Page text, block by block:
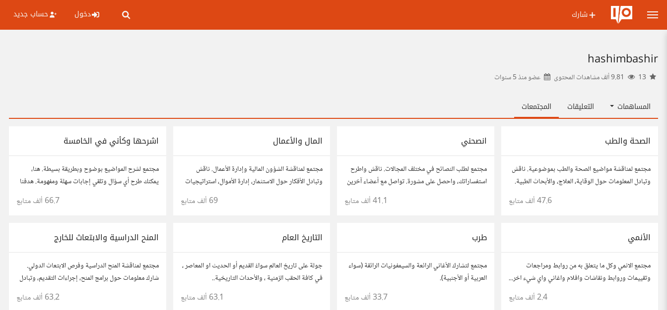
شارك دخول حساب جديد
hashimbashir
عضو منذ5 سنوات
المساهمات التعليقات المجتمعات
الصحة والطب
مجتمع لمناقشة مواضيع الصحة والطب بموضوعية. ناقش
وتبادل المعلومات حول الوقاية، العلاج، والأبحاث الطبية.
شارك مقالاتك، نصائحك، وأسئلتك، وتواصل مع أشخاص
47.6 ألف متابع
انصحني
مجتمع لطلب النصائح في مختلف المجالات. ناقش واطرح
استفساراتك، واحصل على مشورة. تواصل مع أعضاء آخرين
للحصول على أفكار وحلول تساعدك في اتخاذ قراراتك.
41.1 ألف متابع
المال والأعمال
مجتمع لمناقشة الشؤون المالية وإدارة الأعمال. ناقش
وتبادل الأفكار حول الاستثمار، إدارة الأموال، استراتيجيات
النمو، وتحليل الأسواق. شارك نصائحك، تجاربك، وأسئلتك،
69 ألف متابع
اشرحها وكأني في الخامسة
مجتمع لشرح المواضيع بوضوح وبطريقة بسيطة. هنا،
يمكنك طرح أي سؤال وتلقي إجابات سهلة ومفهومة. هدفنا
هو تبسيط المعلومات لتكون سهلة على الجميع، تمامًا كما لو
66.7 ألف متابع
الأنمي
مجتمع الانمي وكل ما يتعلق به من روابط ومراجعات
وتقييمات وروابط ونقاشات وافلام واغاني واي شيء اخر...
2.4 ألف متابع
طرب
مجتمع لتشارك الأغاني الرائعة والسيمفونيات الرائقة (سواء
العربية أو الأجنبية).
33.7 ألف متابع
التاريخ العام
جولة على تاريخ العالم سواءً القديم أو الحديث او المعاصر ،
في كافة الحقب الزمنية ، والأحداث التاريخية..
63.1 ألف متابع
المنح الدراسية والابتعاث للخارج
مجتمع لمناقشة المنح الدراسية وفرص الابتعاث الدولي.
شارك معلومات حول برامج المنح، إجراءات التقديم، وتبادل
نصائح حول الدراسة في الخارج. استفد من تجارب الآخرين
63.2 ألف متابع